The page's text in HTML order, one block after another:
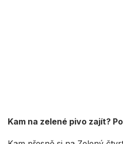
Kam na zelené pivo zajít?